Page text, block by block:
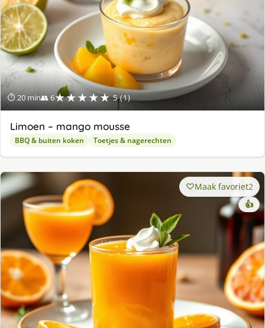
⏱ 20 min👥 6★★★★★ 5 (1)
Limoen – mango mousse
BBQ & buiten koken Toetjes & nagerechten
Maak favoriet2
👍